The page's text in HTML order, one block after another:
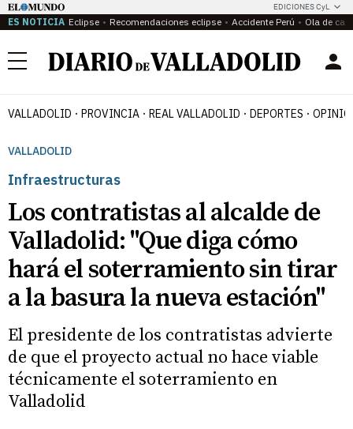
EDICIONES CyL
ES NOTICIA Eclipse Recomendaciones eclipse Accidente Perú Ola de
Menú
VALLADOLID PROVINCIA REAL VALLADOLID DEPORTES
VALLADOLID
Infraestructuras
Los contratistas al alcalde de
Valladolid: "Que diga cómo
hará el soterramiento sin tirar
a la basura la nueva estación"
El presidente de los contratistas advierte
de que el proyecto actual no hace viable
técnicamente el soterramiento en
Valladolid